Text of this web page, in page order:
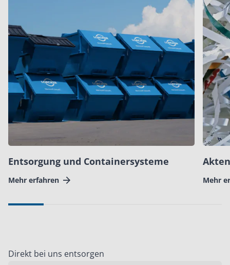
Entsorgung und Containersysteme
Mehr erfahren Mehr
Direkt bei uns entsorgen